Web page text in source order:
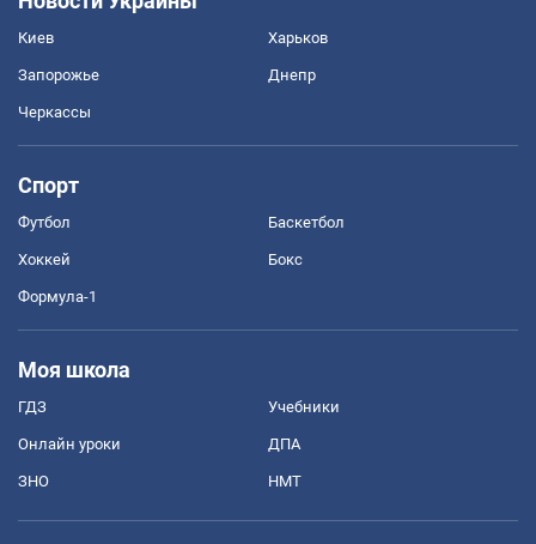
Киев Харьков
Запорожье Днепр
Черкассы
Спорт
Футбол Баскетбол
Хоккей Бокс
Формула-1
Моя школа
ГДЗ Учебники
Онлайн уроки ДПА
ЗНО НМТ